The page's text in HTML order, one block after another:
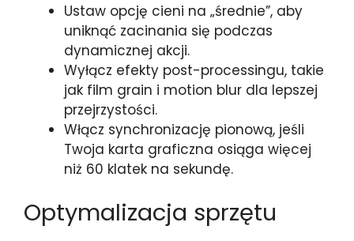
Ustaw opcję cieni na „średnie”, aby
uniknąć zacinania się podczas
dynamicznej akcji.
Wyłącz efekty post-processingu, takie
jak film grain i motion blur dla lepszej
przejrzystości.
Włącz synchronizację pionową, jeśli
Twoja karta graficzna osiąga więcej
niż 60 klatek na sekundę.
Optymalizacja sprzętu